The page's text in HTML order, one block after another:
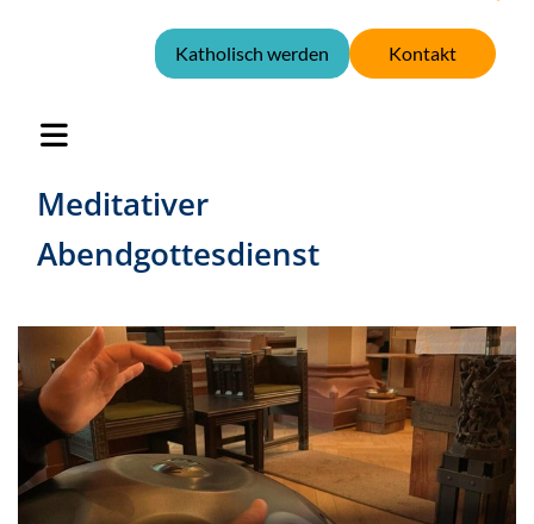
Kontakt
Katholisch werden
Meditativer
Abendgottesdienst